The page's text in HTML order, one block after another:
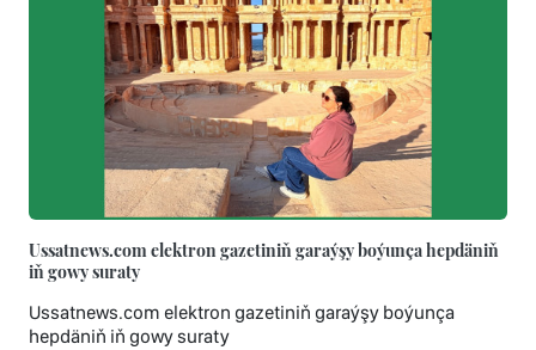
Ussatnews.com elektron gazetiniň garaýşy boýunça hepdäniň
iň gowy suraty
Ussatnews.com elektron gazetiniň garaýşy boýunça
hepdäniň iň gowy suraty